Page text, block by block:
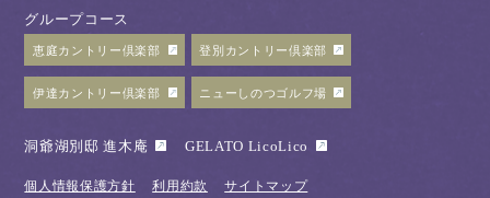
グループコース
恵庭カントリー倶楽部 登別カントリー倶楽部
伊達カントリー倶楽部 ニューしのつゴルフ場
洞爺湖別邸 進木庵 GELATO LicoLico
個人情報保護方針 利用約款 サイトマップ